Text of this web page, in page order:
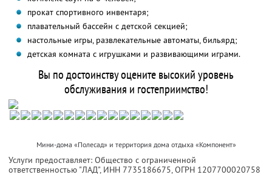
прокат спортивного инвентаря;
плавательный бассейн с детской секцией;
настольные игры, развлекательные автоматы, бильярд;
детская комната с игрушками и развивающими играми.
Вы по достоинству оцените высокий уровень
обслуживания и гостеприимство!
Мини-дома «Полесад» и территория дома отдыха «Компонент»
Услуги предоставляет: Общество с ограниченной
ответственностью "ЛАД", ИНН 7735186675, ОГРН 1207700020758